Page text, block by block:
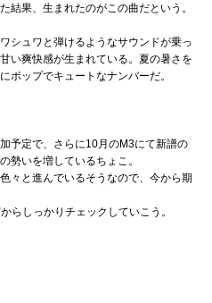
結果、生まれたのがこの曲だという。
シュワと弾けるようなサウンドが乗っ
い爽快感が生まれている。夏の暑さを
ポップでキュートなナンバーだ。
予定で、さらに10月のM3にて新譜の
勢いを増しているちょこ。
々と進んでいるそうなので、今から期
らしっかりチェックしていこう。